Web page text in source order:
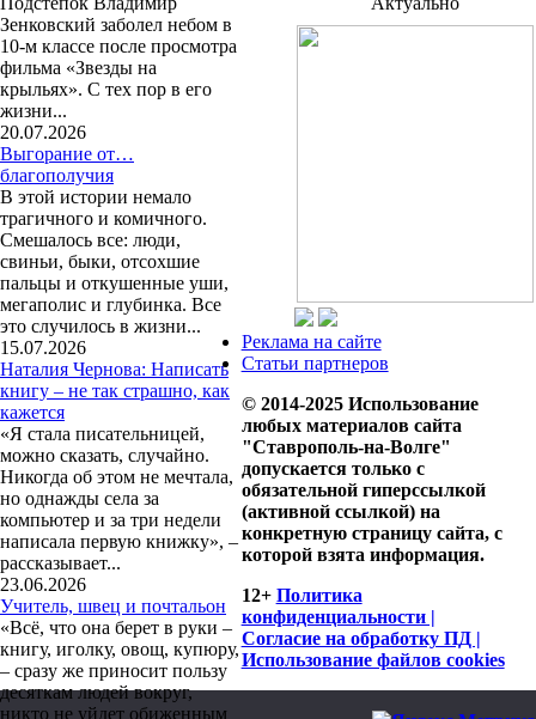
Зенковский заболел небом в
10-м классе после просмотра
фильма «Звезды на
крыльях». С тех пор в его
жизни...
20.07.2026
Выгорание от…
благополучия
В этой истории немало
трагичного и комичного.
Смешалось все: люди,
свиньи, быки, отсохшие
пальцы и откушенные уши,
мегаполис и глубинка. Все
это случилось в жизни...
15.07.2026
Наталия Чернова: Написать
книгу – не так страшно, как
кажется
«Я стала писательницей,
можно сказать, случайно.
Никогда об этом не мечтала,
но однажды села за
компьютер и за три недели
написала первую книжку», –
рассказывает...
23.06.2026
Учитель, швец и почтальон
«Всё, что она берет в руки –
книгу, иголку, овощ, купюру,
– сразу же приносит пользу
десяткам людей вокруг,
никто не уйдет обиженным
Реклама на сайте
Статьи партнеров
© 2014-2025 Использование
любых материалов сайта
"Ставрополь-на-Волге"
допускается только с
обязательной гиперссылкой
(активной ссылкой) на
конкретную страницу сайта, с
которой взята информация.
12+ Политика
конфиденциальности |
Согласие на обработку ПД |
Использование файлов cookies